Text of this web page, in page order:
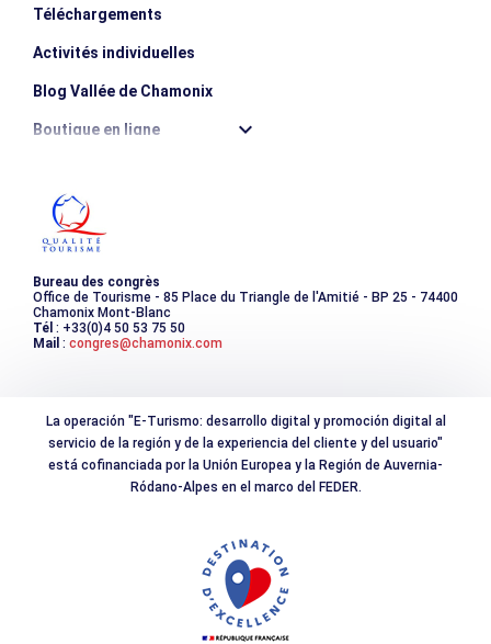
Téléchargements
Activités individuelles
Blog Vallée de Chamonix
Boutique en ligne
Les incontournables
Photothèque
Bureau des congrès
Office de Tourisme - 85 Place du Triangle de l'Amitié - BP 25 - 74400
Chamonix Mont-Blanc
Tél : +33(0)4 50 53 75 50
Mail : congres@chamonix.com
La operación "E-Turismo: desarrollo digital y promoción digital al
servicio de la región y de la experiencia del cliente y del usuario"
está cofinanciada por la Unión Europea y la Región de Auvernia-
Ródano-Alpes en el marco del FEDER.